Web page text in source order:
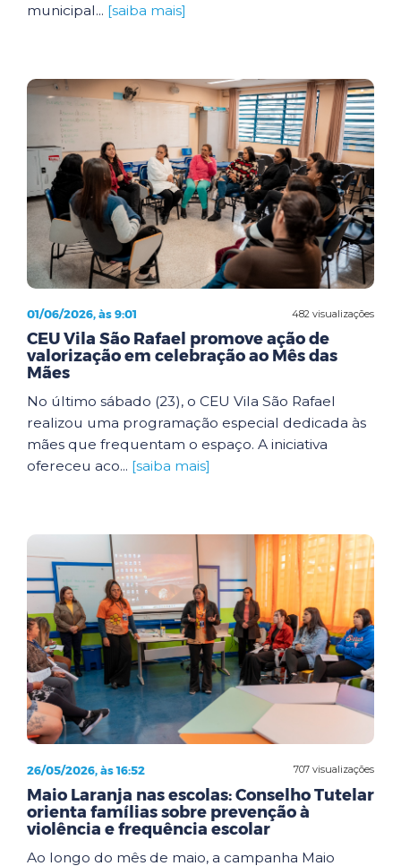
municipal... [saiba mais]
482 visualizações
01/06/2026, às 9:01
CEU Vila São Rafael promove ação de
valorização em celebração ao Mês das
Mães
No último sábado (23), o CEU Vila São Rafael
realizou uma programação especial dedicada às
mães que frequentam o espaço. A iniciativa
ofereceu aco... [saiba mais]
707 visualizações
26/05/2026, às 16:52
Maio Laranja nas escolas: Conselho Tutelar
orienta famílias sobre prevenção à
violência e frequência escolar
Ao longo do mês de maio, a campanha Maio